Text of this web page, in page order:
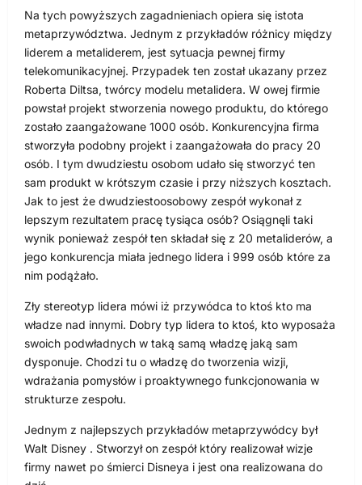
Na tych powyższych zagadnieniach opiera się istota
metaprzywództwa. Jednym z przykładów różnicy między
liderem a metaliderem, jest sytuacja pewnej firmy
telekomunikacyjnej. Przypadek ten został ukazany przez
Roberta Diltsa, twórcy modelu metalidera. W owej firmie
powstał projekt stworzenia nowego produktu, do którego
zostało zaangażowane 1000 osób. Konkurencyjna firma
stworzyła podobny projekt i zaangażowała do pracy 20
osób. I tym dwudziestu osobom udało się stworzyć ten
sam produkt w krótszym czasie i przy niższych kosztach.
Jak to jest że dwudziestoosobowy zespół wykonał z
lepszym rezultatem pracę tysiąca osób? Osiągnęli taki
wynik ponieważ zespół ten składał się z 20 metaliderów, a
jego konkurencja miała jednego lidera i 999 osób które za
nim podążało.
Zły stereotyp lidera mówi iż przywódca to ktoś kto ma
władze nad innymi. Dobry typ lidera to ktoś, kto wyposaża
swoich podwładnych w taką samą władzę jaką sam
dysponuje. Chodzi tu o władzę do tworzenia wizji,
wdrażania pomysłów i proaktywnego funkcjonowania w
strukturze zespołu.
Jednym z najlepszych przykładów metaprzywódcy był
Walt Disney . Stworzył on zespół który realizował wizje
firmy nawet po śmierci Disneya i jest ona realizowana do